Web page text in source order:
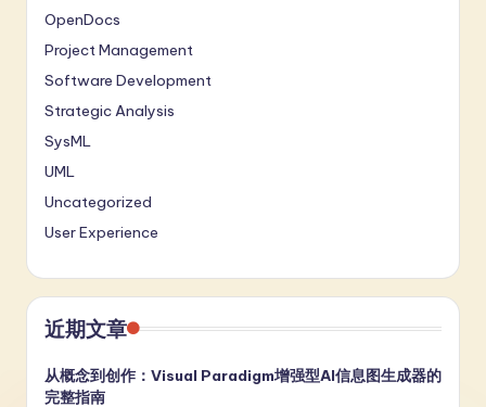
OpenDocs
Project Management
Software Development
Strategic Analysis
SysML
UML
Uncategorized
User Experience
近期文章
从概念到创作：Visual Paradigm增强型AI信息图生成器的
完整指南